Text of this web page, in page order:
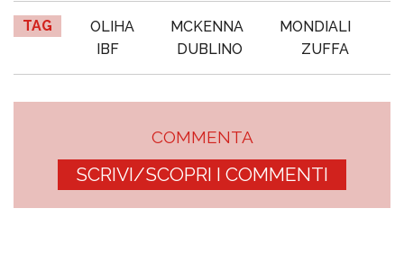
TAG OLIHA MCKENNA
MONDIALI
IBF
DUBLINO ZUFFA
COMMENTA
SCRIVI/SCOPRI I COMMENTI